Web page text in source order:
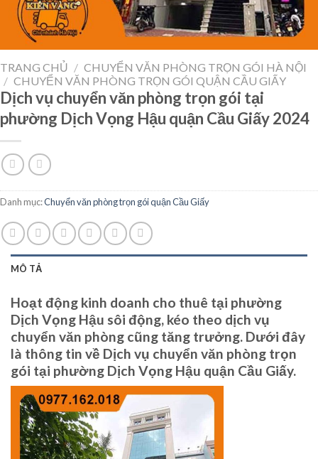
TRANG CHỦ / CHUYỂN VĂN PHÒNG TRỌN GÓI HÀ NỘI
/ CHUYỂN VĂN PHÒNG TRỌN GÓI QUẬN CẦU GIẤY
Dịch vụ chuyển văn phòng trọn gói tại
phường Dịch Vọng Hậu quận Cầu Giấy 2024
Danh mục:Chuyển văn phòng trọn gói quận Cầu Giấy
MÔ TẢ
Hoạt động kinh doanh cho thuê tại phường
Dịch Vọng Hậu sôi động, kéo theo dịch vụ
chuyển văn phòng cũng tăng trưởng. Dưới đây
là thông tin về Dịch vụ chuyển văn phòng trọn
gói tại phường Dịch Vọng Hậu quận Cầu Giấy.